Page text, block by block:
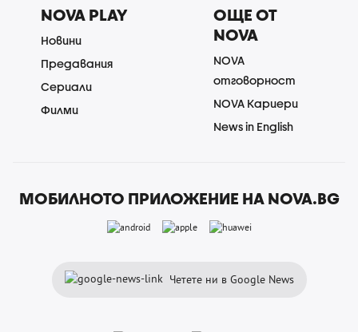
NOVA PLAY
Новини
Предавания
Сериали
Филми
ОЩЕ ОТ
NOVA
NOVA
отговорност
NOVA Кариери
News in English
МОБИЛНОТО ПРИЛОЖЕНИЕ НА NOVA.BG
Четете ни в Google News